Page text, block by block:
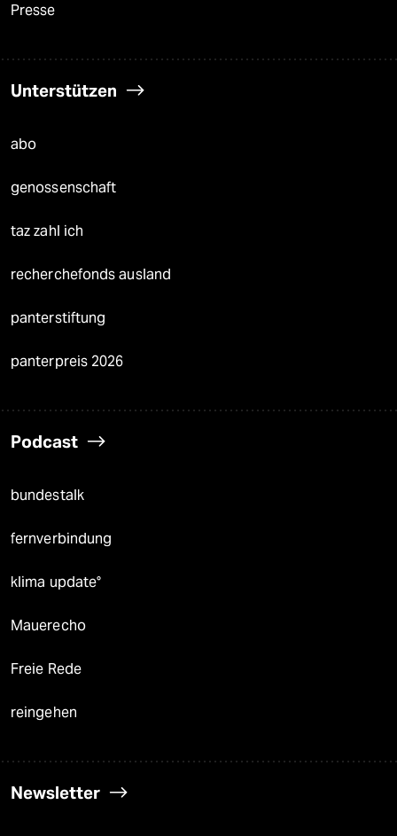
Presse
Unterstützen
abo
genossenschaft
taz zahl ich
recherchefonds ausland
panterstiftung
panterpreis 2026
Podcast
bundestalk
fernverbindung
klima update°
Mauerecho
Freie Rede
reingehen
Newsletter